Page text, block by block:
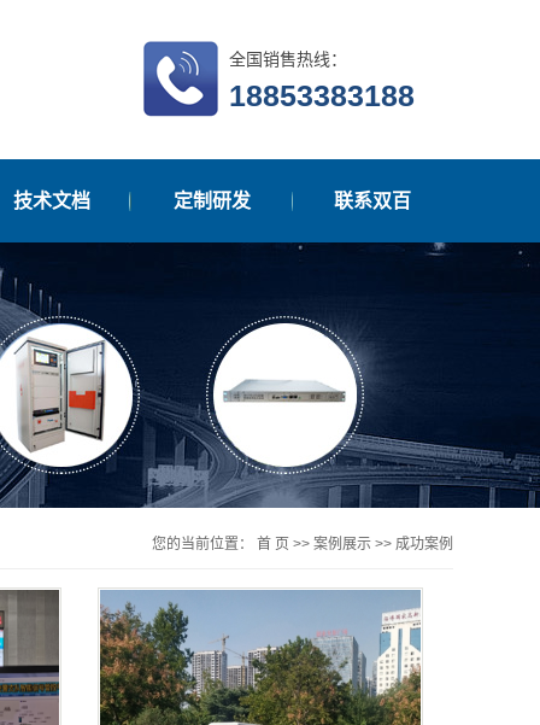
全国销售热线：
18853383188
技术文档 定制研发 联系双百
您的当前位置： 首 页 >> 案例展示 >> 成功案例